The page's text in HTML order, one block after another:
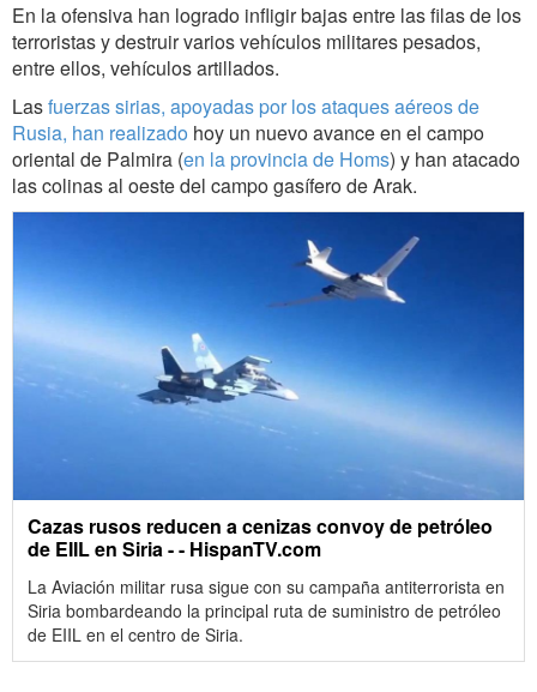
En la ofensiva han logrado infligir bajas entre las filas de los
terroristas y destruir varios vehículos militares pesados,
entre ellos, vehículos artillados.
Lasfuerzas sirias, apoyadas por los ataques aéreos de
Rusia, han realizado hoy un nuevo avance en el campo
oriental de Palmira (en la provincia de Homs) y han atacado
las colinas al oeste del campo gasífero de Arak.
Cazas rusos reducen a cenizas convoy de petróleo
de EIIL en Siria - - HispanTV.com
La Aviación militar rusa sigue con su campaña antiterrorista en
Siria bombardeando la principal ruta de suministro de petróleo
de EIIL en el centro de Siria.